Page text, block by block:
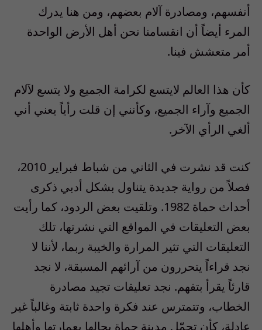
أنفسهم، ومصادرة آلام بعضهم، ومن هنا يدرك
المرء أيضاً أن انقسامنا نحن أهل الأرض الواحدة
أمر متعشش فينا.
كأن هذا العالم لايتسع لكرامة الجميع ولا يتسع لآلام
الجميع وآراء الجميع، وكأنني إن قلت رأياً يعني أني
ألغي الرأي الآخر.
كنت قد نشرت في الثاني من شباط فبراير 2010،
فصلاً من رواية جديدة يتناول بشكل أدبي ذكرى
أحداث حماة 1982. وتلقيت بعض الردود، كما رأيت
بعض التعليقات في المواقع التي نشرتها، تلك
التعليقات التي تثير المرارة والخيبة ربما، لأننا لا
نجد قراءاً يتحررون من آرائهم المسبقة، لا نجد
قارئاً يقرأ بتفهم. نجد تعليقات تجيد مصادرة
الخطاب، وتتمترس عند فكرة واحدة ثابتة وغالباً غير
عادلة، كأن تحمّل مدينة حماة بحالها بعمارتها وأهلها